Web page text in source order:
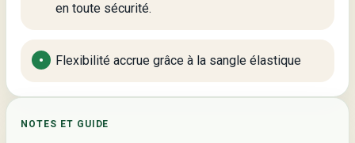
en toute sécurité.
Flexibilité accrue grâce à la sangle élastique
NOTES ET GUIDE